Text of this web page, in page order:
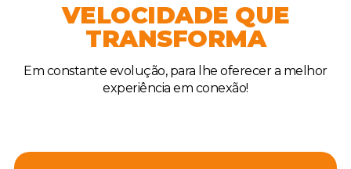
VELOCIDADE QUE
TRANSFORMA
Em constante evolução, para lhe oferecer a melhor
experiência em conexão!